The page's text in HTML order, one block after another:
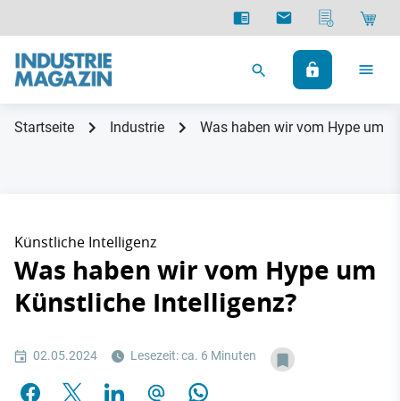
Startseite Industrie Was haben wir vom Hype um
Künstliche Intelligenz
Was haben wir vom Hype um
Künstliche Intelligenz?
02.05.2024 Lesezeit: ca. 6 Minuten